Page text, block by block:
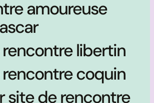
amoureuse
libertin
coquin
site de rencontre